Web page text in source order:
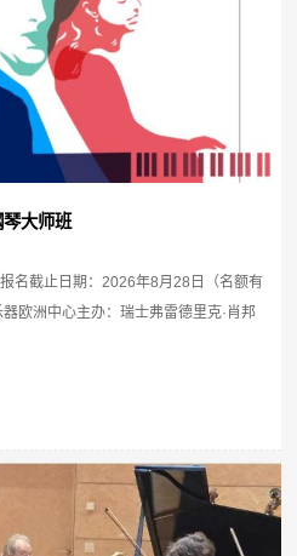
大师班
名截止日期：2026年8月28日（名额有
欧洲中心主办：瑞士弗雷德里克·肖邦